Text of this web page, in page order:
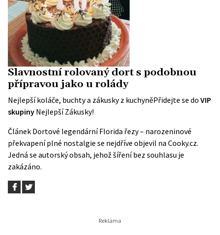
Slavnostní rolovaný dort s podobnou
přípravou jako u rolády
Nejlepší koláče, buchty a zákusky z kuchyněPřidejte se do VIP
skupiny Nejlepší Zákusky!
Článek Dortové legendární Florida řezy – narozeninové
překvapení plné nostalgie se nejdříve objevil na Cooky.cz.
Jedná se autorský obsah, jehož šíření bez souhlasu je
zakázáno.